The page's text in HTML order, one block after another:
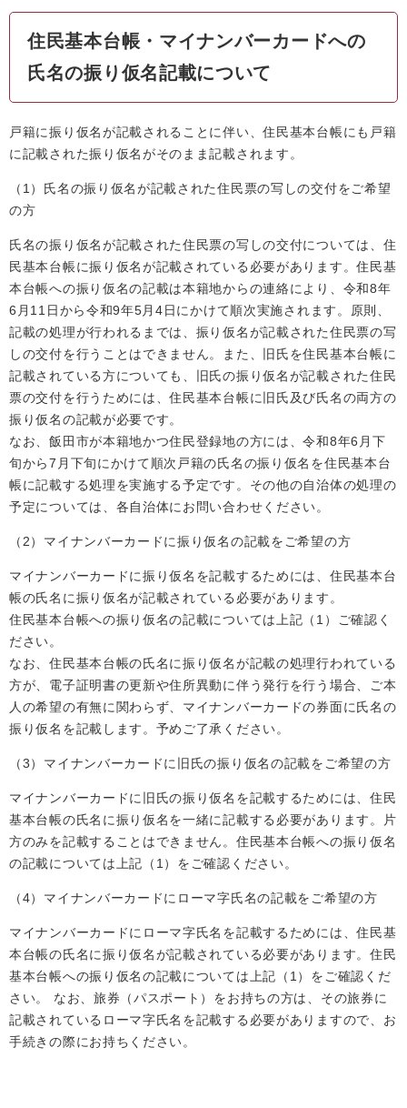
住民基本台帳・マイナンバーカードへの
氏名の振り仮名記載について
戸籍に振り仮名が記載されることに伴い、住民基本台帳にも戸籍
に記載された振り仮名がそのまま記載されます。
（1）氏名の振り仮名が記載された住民票の写しの交付をご希望
の方
氏名の振り仮名が記載された住民票の写しの交付については、住
民基本台帳に振り仮名が記載されている必要があります。住民基
本台帳への振り仮名の記載は本籍地からの連絡により、令和8年
6月11日から令和9年5月4日にかけて順次実施されます。原則、
記載の処理が行われるまでは、振り仮名が記載された住民票の写
しの交付を行うことはできません。また、旧氏を住民基本台帳に
記載されている方についても、旧氏の振り仮名が記載された住民
票の交付を行うためには、住民基本台帳に旧氏及び氏名の両方の
振り仮名の記載が必要です。
なお、飯田市が本籍地かつ住民登録地の方には、令和8年6月下
旬から7月下旬にかけて順次戸籍の氏名の振り仮名を住民基本台
帳に記載する処理を実施する予定です。その他の自治体の処理の
予定については、各自治体にお問い合わせください。
（2）マイナンバーカードに振り仮名の記載をご希望の方
マイナンバーカードに振り仮名を記載するためには、住民基本台
帳の氏名に振り仮名が記載されている必要があります。
住民基本台帳への振り仮名の記載については上記（1）ご確認く
ださい。
なお、住民基本台帳の氏名に振り仮名が記載の処理行われている
方が、電子証明書の更新や住所異動に伴う発行を行う場合、ご本
人の希望の有無に関わらず、マイナンバーカードの券面に氏名の
振り仮名を記載します。予めご了承ください。
（3）マイナンバーカードに旧氏の振り仮名の記載をご希望の方
マイナンバーカードに旧氏の振り仮名を記載するためには、住民
基本台帳の氏名に振り仮名を一緒に記載する必要があります。片
方のみを記載することはできません。住民基本台帳への振り仮名
の記載については上記（1）をご確認ください。
（4）マイナンバーカードにローマ字氏名の記載をご希望の方
マイナンバーカードにローマ字氏名を記載するためには、住民基
本台帳の氏名に振り仮名が記載されている必要があります。住民
基本台帳への振り仮名の記載については上記（1）をご確認くだ
さい。 なお、旅券（パスポート）をお持ちの方は、その旅券に
記載されているローマ字氏名を記載する必要がありますので、お
手続きの際にお持ちください。